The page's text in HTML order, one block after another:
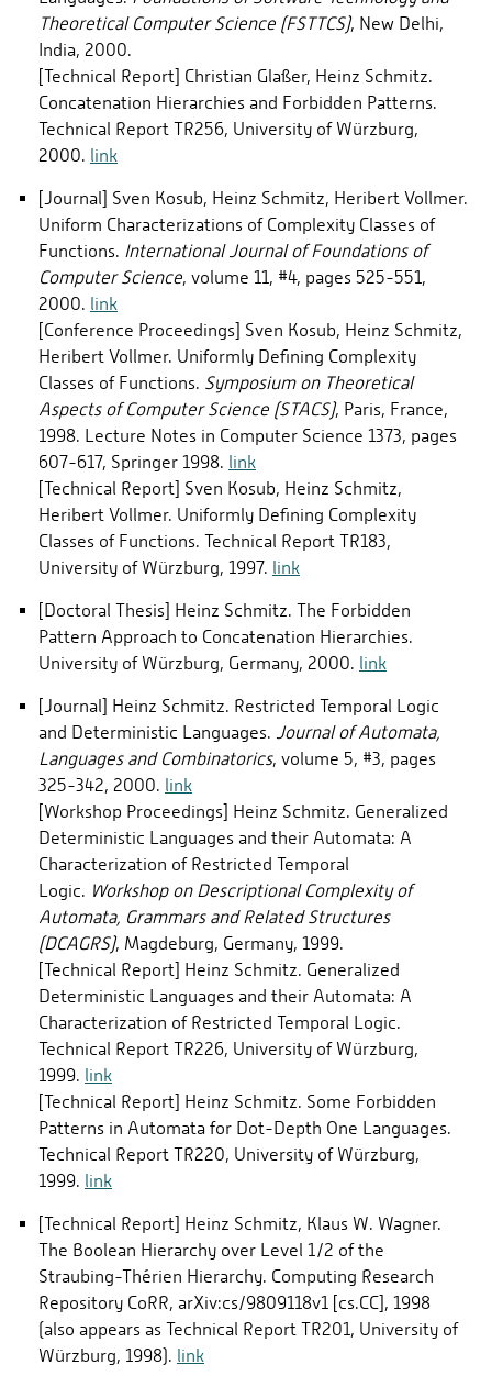
Theoretical Computer Science (FSTTCS), New Delhi,
India, 2000.
[Technical Report] Christian Glaßer, Heinz Schmitz.
Concatenation Hierarchies and Forbidden Patterns.
Technical Report TR256, University of Würzburg,
2000. link
[Journal] Sven Kosub, Heinz Schmitz, Heribert Vollmer.
Uniform Characterizations of Complexity Classes of
Functions. International Journal of Foundations of
Computer Science, volume 11, #4, pages 525-551,
2000. link
[Conference Proceedings] Sven Kosub, Heinz Schmitz,
Heribert Vollmer. Uniformly Defining Complexity
Classes of Functions. Symposium on Theoretical
Aspects of Computer Science (STACS), Paris, France,
1998. Lecture Notes in Computer Science 1373, pages
607-617, Springer 1998. link
[Technical Report] Sven Kosub, Heinz Schmitz,
Heribert Vollmer. Uniformly Defining Complexity
Classes of Functions. Technical Report TR183,
University of Würzburg, 1997. link
[Doctoral Thesis] Heinz Schmitz. The Forbidden
Pattern Approach to Concatenation Hierarchies.
University of Würzburg, Germany, 2000. link
[Journal] Heinz Schmitz. Restricted Temporal Logic
and Deterministic Languages. Journal of Automata,
Languages and Combinatorics, volume 5, #3, pages
325-342, 2000. link
[Workshop Proceedings] Heinz Schmitz. Generalized
Deterministic Languages and their Automata: A
Characterization of Restricted Temporal
Logic. Workshop on Descriptional Complexity of
Automata, Grammars and Related Structures
(DCAGRS), Magdeburg, Germany, 1999.
[Technical Report] Heinz Schmitz. Generalized
Deterministic Languages and their Automata: A
Characterization of Restricted Temporal Logic.
Technical Report TR226, University of Würzburg,
1999. link
[Technical Report] Heinz Schmitz. Some Forbidden
Patterns in Automata for Dot-Depth One Languages.
Technical Report TR220, University of Würzburg,
1999. link
[Technical Report] Heinz Schmitz, Klaus W. Wagner.
The Boolean Hierarchy over Level 1/2 of the
Straubing-Thérien Hierarchy. Computing Research
Repository CoRR, arXiv:cs/9809118v1 [cs.CC], 1998
(also appears as Technical Report TR201, University of
Würzburg, 1998). link